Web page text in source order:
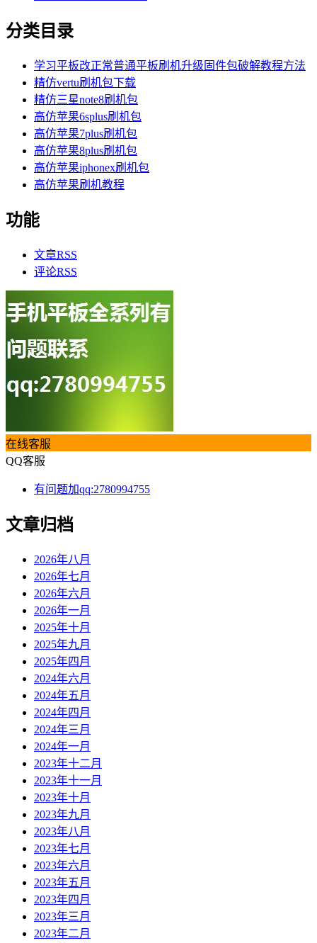
分类目录
学习平板改正常普通平板刷机升级固件包破解教程方法
精仿vertu刷机包下载
精仿三星note8刷机包
高仿苹果6splus刷机包
高仿苹果7plus刷机包
高仿苹果8plus刷机包
高仿苹果iphonex刷机包
高仿苹果刷机教程
功能
文章RSS
评论RSS
在线客服
QQ客服
有问题加qq:2780994755
文章归档
2026年八月
2026年七月
2026年六月
2026年一月
2025年十月
2025年九月
2025年四月
2024年六月
2024年五月
2024年四月
2024年三月
2024年一月
2023年十二月
2023年十一月
2023年十月
2023年九月
2023年八月
2023年七月
2023年六月
2023年五月
2023年四月
2023年三月
2023年二月